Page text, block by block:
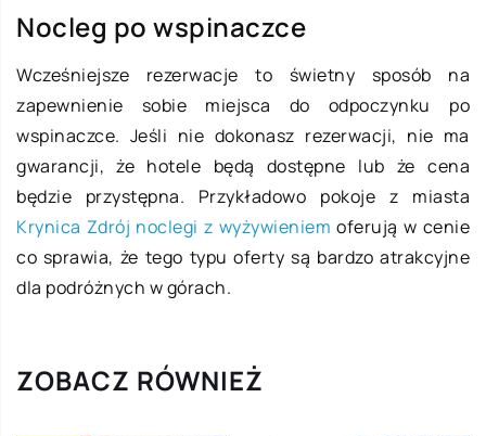
Nocleg po wspinaczce
Wcześniejsze rezerwacje to świetny sposób na
zapewnienie sobie miejsca do odpoczynku po
wspinaczce. Jeśli nie dokonasz rezerwacji, nie ma
gwarancji, że hotele będą dostępne lub że cena
będzie przystępna. Przykładowo pokoje z miasta
Krynica Zdrój noclegi z wyżywieniem oferują w cenie
co sprawia, że tego typu oferty są bardzo atrakcyjne
dla podróżnych w górach.
ZOBACZ RÓWNIEŻ